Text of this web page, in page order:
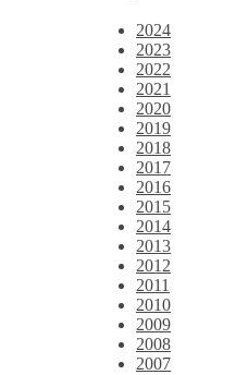
2024
2023
2022
2021
2020
2019
2018
2017
2016
2015
2014
2013
2012
2011
2010
2009
2008
2007